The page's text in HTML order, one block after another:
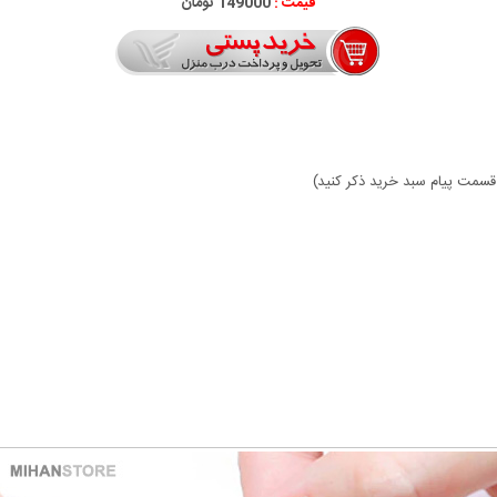
قسمت پیام سبد خرید ذکر کنید)